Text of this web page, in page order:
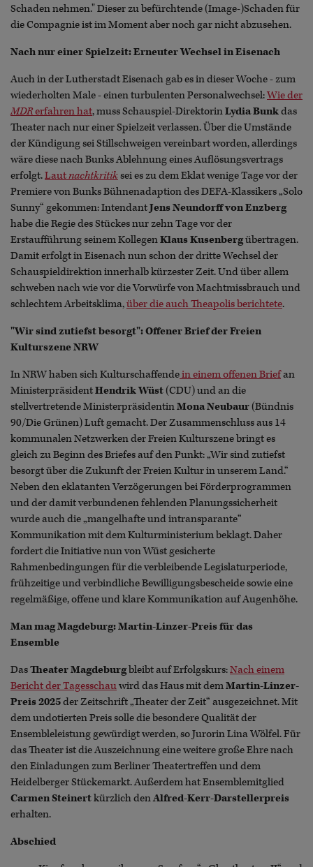
Schaden nehmen." Dieser zu befürchtende (Image-)Schaden für
die Compagnie ist im Moment aber noch gar nicht abzusehen.
Nach nur einer Spielzeit: Erneuter Wechsel in Eisenach
Auch in der Lutherstadt Eisenach gab es in dieser Woche - zum
wiederholten Male - einen turbulenten Personalwechsel:Wie der
MDRerfahren hat, muss Schauspiel-DirektorinLydia Bunkdas
Theater nach nur einer Spielzeit verlassen. Über die Umstände
der Kündigung sei Stillschweigen vereinbart worden, allerdings
wäre diese nach Bunks Ablehnung eines Auflösungsvertrags
erfolgt.Lautnachtkritiksei es zu dem Eklat wenige Tage vor der
Premiere von Bunks Bühnenadaption des DEFA-Klassikers „Solo
Sunny“ gekommen: IntendantJens Neundorff von Enzberg
habe die Regie des Stückes nur zehn Tage vor der
Erstaufführung seinem KollegenKlaus Kusenbergübertragen.
Damit erfolgt in Eisenach nun schon der dritte Wechsel der
Schauspieldirektion innerhalb kürzester Zeit. Und über allem
schweben nach wie vor die Vorwürfe von Machtmissbrauch und
schlechtem Arbeitsklima,über die auch Theapolis berichtete.
"Wir sind zutiefst besorgt": Offener Brief der Freien
Kulturszene NRW
In NRW haben sich Kulturschaffendein einem offenen Briefan
MinisterpräsidentHendrik Wüst(CDU) und an die
stellvertretende MinisterpräsidentinMona Neubaur(Bündnis
90/Die Grünen) Luft gemacht. Der Zusammenschluss aus 14
kommunalen Netzwerken der Freien Kulturszene bringt es
gleich zu Beginn des Briefes auf den Punkt: „Wir sind zutiefst
besorgt über die Zukunft der Freien Kultur in unserem Land.“
Neben den eklatanten Verzögerungen bei Förderprogrammen
und der damit verbundenen fehlenden Planungssicherheit
wurde auch die „mangelhafte und intransparante“
Kommunikation mit dem Kulturministerium beklagt. Daher
fordert die Initiative nun von Wüst gesicherte
Rahmenbedingungen für die verbleibende Legislaturperiode,
frühzeitige und verbindliche Bewilligungsbescheide sowie eine
regelmäßige, offene und klare Kommunikation auf Augenhöhe.
Man mag Magdeburg: Martin-Linzer-Preis für das
Ensemble
DasTheater Magdeburgbleibt auf Erfolgskurs:Nach einem
Bericht der Tagesschauwird das Haus mit demMartin-Linzer-
Preis 2025der Zeitschrift „Theater der Zeit“ ausgezeichnet. Mit
dem undotierten Preis solle die besondere Qualität der
Ensembleleistung gewürdigt werden, so Jurorin Lina Wölfel. Für
das Theater ist die Auszeichnung eine weitere große Ehre nach
den Einladungen zum Berliner Theatertreffen und dem
Heidelberger Stückemarkt. Außerdem hat Ensemblemitglied
Carmen Steinertkürzlich denAlfred-Kerr-Darstellerpreis
erhalten.
Abschied